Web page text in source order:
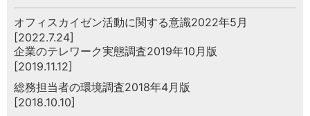
オフィスカイゼン活動に関する意識2022年5月
[2022.7.24]
企業のテレワーク実態調査2019年10月版
[2019.11.12]
総務担当者の環境調査2018年4月版
[2018.10.10]